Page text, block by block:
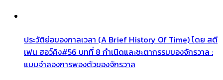
ประวัติย่อของกาลเวลา (A Brief History Of Time) โดย สตี
เฟน ฮอว์คิง#56 บทที่ 8 กำเนิดและชะตากรรมของจักรวาล :
แบบจำลองการพองตัวของจักรวาล